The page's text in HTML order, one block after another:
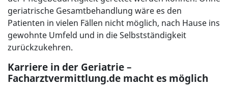
geriatrische Gesamtbehandlung wäre es den
Patienten in vielen Fällen nicht möglich, nach Hause ins
gewohnte Umfeld und in die Selbstständigkeit
zurückzukehren.
Karriere in der Geriatrie –
Facharztvermittlung.de macht es möglich